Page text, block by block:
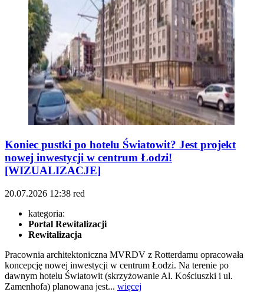
Koniec pustki po hotelu Światowit? Jest projekt
nowej inwestycji w centrum Łodzi!
[WIZUALIZACJE]
20.07.2026 12:38 red
kategoria:
Portal Rewitalizacji
Rewitalizacja
Pracownia architektoniczna MVRDV z Rotterdamu opracowała
koncepcję nowej inwestycji w centrum Łodzi. Na terenie po
dawnym hotelu Światowit (skrzyżowanie Al. Kościuszki i ul.
Zamenhofa) planowana jest... więcej